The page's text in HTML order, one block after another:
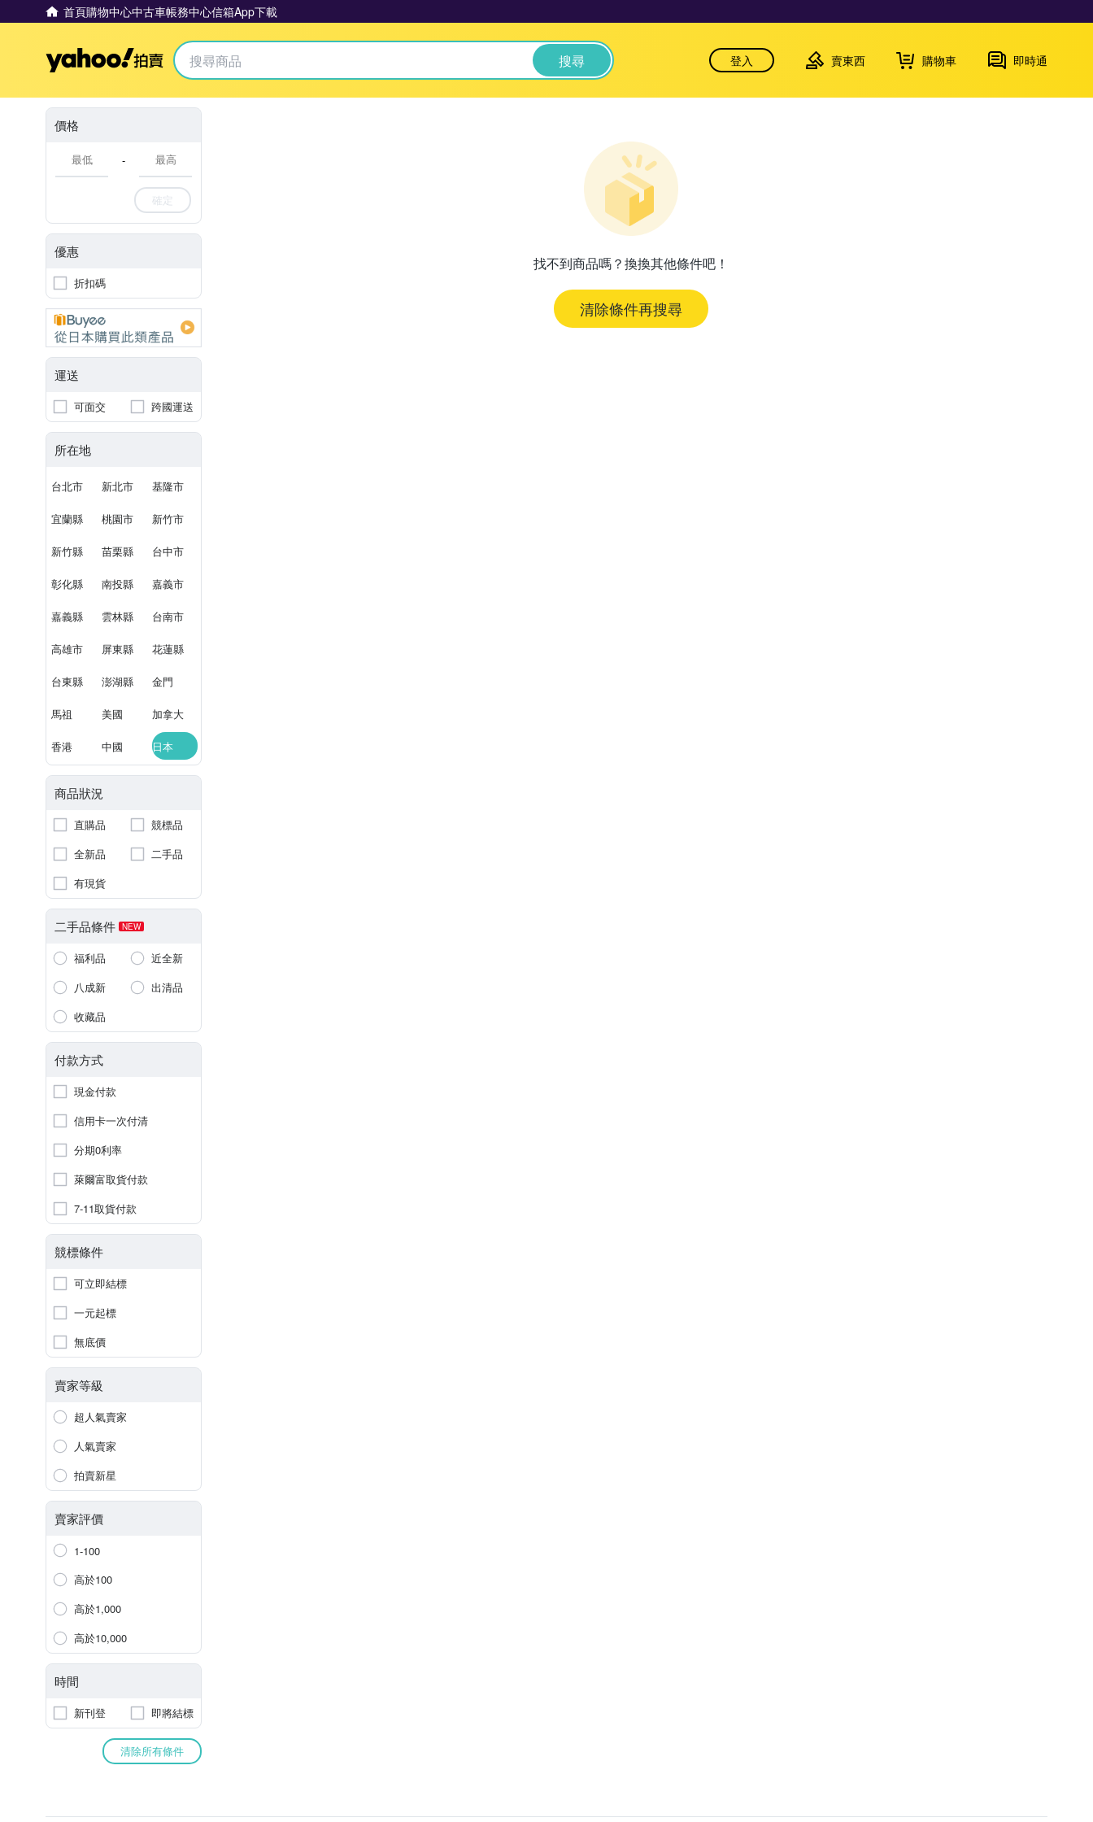
首頁購物中心中古車帳務中心信箱App下載
Yahoo拍賣 搜尋 登入 賣東西 購物車 即時通
價格
-
確定
優惠
折扣碼
運送
可面交 跨國運送
所在地
台北市 新北市 基隆市
宜蘭縣 桃園市 新竹市
新竹縣 苗栗縣 台中市
彰化縣 南投縣 嘉義市
嘉義縣 雲林縣 台南市
高雄市 屏東縣 花蓮縣
台東縣 澎湖縣 金門
馬祖 美國 加拿大
香港 中國 日本
商品狀況
直購品
競標品
全新品
二手品
有現貨
二手品條件 NEW
福利品
近全新
八成新
出清品
收藏品
付款方式
現金付款
信用卡一次付清
分期0利率
萊爾富取貨付款
7-11取貨付款
競標條件
可立即結標
一元起標
無底價
賣家等級
超人氣賣家
人氣賣家
拍賣新星
賣家評價
1-100
高於100
高於1,000
高於10,000
時間
新刊登 即將結標
清除所有條件
找不到商品嗎？換換其他條件吧！
清除條件再搜尋